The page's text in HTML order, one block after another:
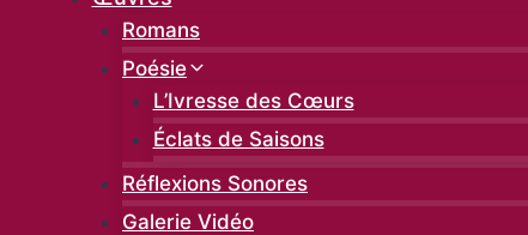
Romans
Poésie
L’Ivresse des Cœurs
Éclats de Saisons
Réflexions Sonores
Galerie Vidéo